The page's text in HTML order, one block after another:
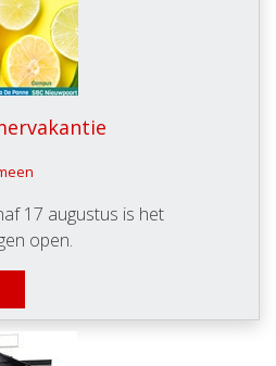
17 augustus is het
open.